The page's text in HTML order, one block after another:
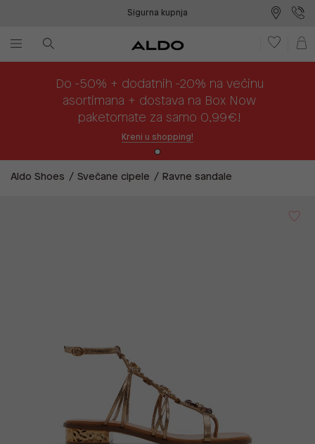
Sigurna kupnja
Do -50% + dodatnih -20% na većinu
asortimana + dostava na Box Now
paketomate za samo 0,99€!
Kreni u shopping!
Aldo Shoes Svečane cipele Ravne sandale